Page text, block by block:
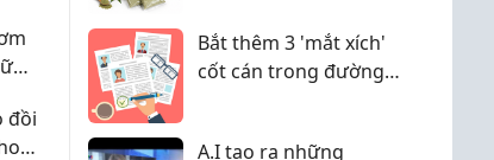
đồi
Bắt thêm 3 'mắt xích'
cốt cán trong đường
A.I tạo ra những